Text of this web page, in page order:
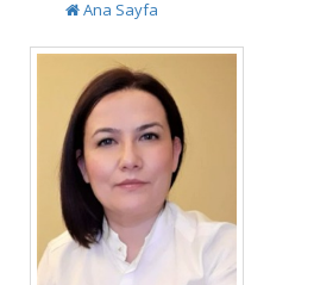
Ana Sayfa